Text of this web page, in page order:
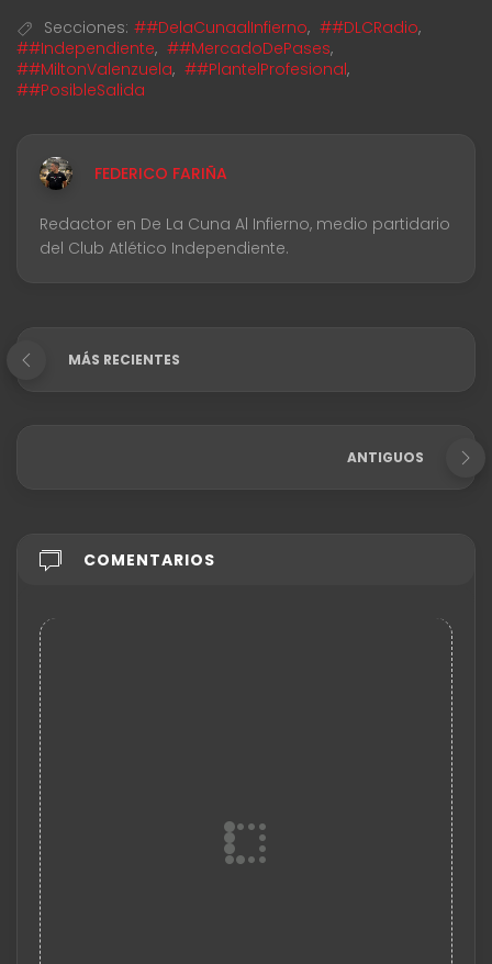
Secciones: ##DelaCunaalInfierno, ##DLCRadio,
##Independiente, ##MercadoDePases,
##MiltonValenzuela, ##PlantelProfesional,
##PosibleSalida
FEDERICO FARIÑA
Redactor en De La Cuna Al Infierno, medio partidario
del Club Atlético Independiente.
MÁS RECIENTES
ANTIGUOS
COMENTARIOS